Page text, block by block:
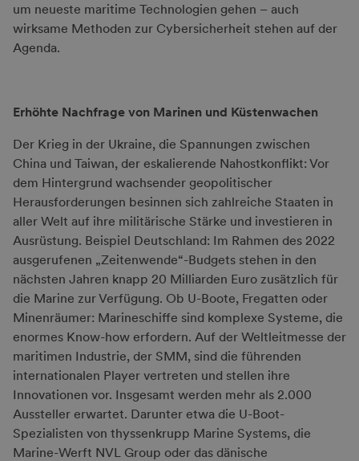
um neueste maritime Technologien gehen – auch
wirksame Methoden zur Cybersicherheit stehen auf der
Agenda.
Erhöhte Nachfrage von Marinen und Küstenwachen
Der Krieg in der Ukraine, die Spannungen zwischen
China und Taiwan, der eskalierende Nahostkonflikt: Vor
dem Hintergrund wachsender geopolitischer
Herausforderungen besinnen sich zahlreiche Staaten in
aller Welt auf ihre militärische Stärke und investieren in
Ausrüstung. Beispiel Deutschland: Im Rahmen des 2022
ausgerufenen „Zeitenwende“-Budgets stehen in den
nächsten Jahren knapp 20 Milliarden Euro zusätzlich für
die Marine zur Verfügung. Ob U-Boote, Fregatten oder
Minenräumer: Marineschiffe sind komplexe Systeme, die
enormes Know-how erfordern. Auf der Weltleitmesse der
maritimen Industrie, der SMM, sind die führenden
internationalen Player vertreten und stellen ihre
Innovationen vor. Insgesamt werden mehr als 2.000
Aussteller erwartet. Darunter etwa die U-Boot-
Spezialisten von thyssenkrupp Marine Systems, die
Marine-Werft NVL Group oder das dänische